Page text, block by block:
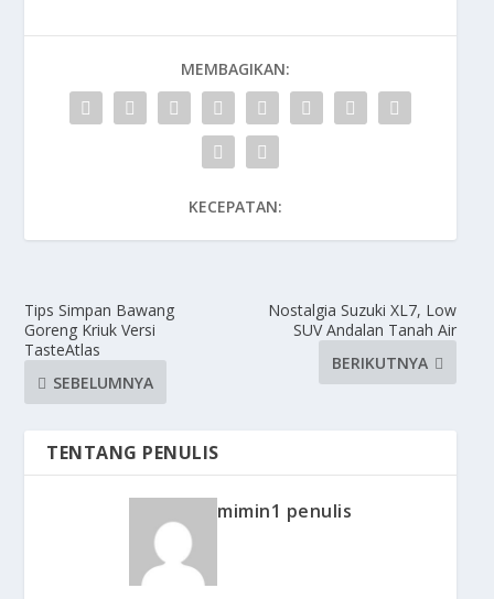
MEMBAGIKAN:
KECEPATAN:
Tips Simpan Bawang
Goreng Kriuk Versi
TasteAtlas
SEBELUMNYA
Nostalgia Suzuki XL7, Low
SUV Andalan Tanah Air
BERIKUTNYA
TENTANG PENULIS
mimin1 penulis